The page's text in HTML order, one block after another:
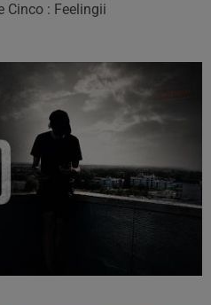
Cinco : Feelingii